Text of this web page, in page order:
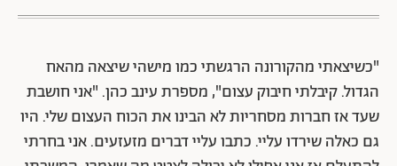
"כשיצאתי מהקורונה הרגשתי כמו מישהי שיצאה מהאח
הגדול. קיבלתי חיבוק עצום", מספרת עינב כהן. "אני חושבת
שעד אז חברות מסחריות לא הבינו את הכוח העצום שלי. היו
גם כאלה שירדו עליי. כתבו עליי דברים מזעזעים. אני בחרתי